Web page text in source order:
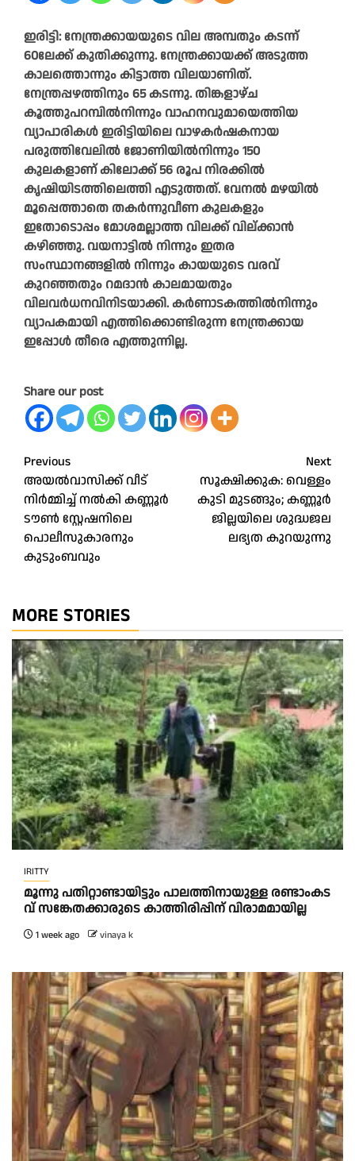
ഇരിട്ടി: നേന്ത്രക്കായയുടെ വില അമ്പതും കടന്ന്
60ലേക്ക് കുതിക്കുന്നു. നേന്ത്രക്കായക്ക് അടുത്ത
കാലത്തൊന്നും കിട്ടാത്ത വിലയാണിത്.
നേന്ത്രപ്പഴത്തിനും 65 കടന്നു. തിങ്കളാഴ്ച
കൂത്തുപറമ്പിൽനിന്നും വാഹനവുമായെത്തിയ
വ്യാപാരികൾ ഇരിട്ടിയിലെ വാഴകർഷകനായ
പരുത്തിവേലിൽ ജോണിയിൽനിന്നും 150
കുലകളാണ് കിലോക്ക് 56 രൂപ നിരക്കിൽ
കൃഷിയിടത്തിലെത്തി എടുത്തത്. വേനൽ മഴയിൽ
മൂപ്പെത്താതെ തകർന്നുവീണ കുലകളും
ഇതോടൊപ്പം മോശമല്ലാത്ത വിലക്ക് വില്ക്കാൻ
കഴിഞ്ഞു. വയനാട്ടിൽ നിന്നും ഇതര
സംസ്ഥാനങ്ങളിൽ നിന്നും കായയുടെ വരവ്
കുറഞ്ഞതും റമദാൻ കാലമായതും
വിലവർധനവിനിടയാക്കി. കർണാടകത്തിൽനിന്നും
വ്യാപകമായി എത്തിക്കൊണ്ടിരുന്ന നേന്ത്രക്കായ
ഇപ്പോൾ തീരെ എത്തുന്നില്ല.
Share our post
Post
navigation
Previous
അയൽവാസിക്ക് വീട്
നിർമ്മിച്ച് നൽകി കണ്ണൂർ
ടൗൺ സ്റ്റേഷനിലെ
പൊലീസുകാരനും
കുടുംബവും
Next
സൂക്ഷിക്കുക: വെള്ളം
കുടി മുടങ്ങും; കണ്ണൂര്‍
ജില്ലയിലെ ശുദ്ധജല
ലഭ്യത കുറയുന്നു
MORE STORIES
IRITTY
മൂ​ന്നു പ​തി​റ്റാ​ണ്ടാ​യി​ട്ടും പാ​ല​ത്തി​നാ​യു​ള്ള ര​ണ്ടാംക​ട​
വ് സ​ങ്കേ​ത​ക്കാ​രു​ടെ കാ​ത്തി​രി​പ്പി​ന് വി​രാ​മ​മാ​യി​ല്ല
1 week ago vinaya k